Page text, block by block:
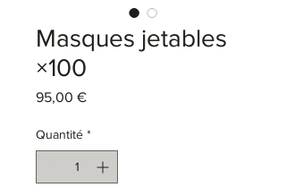
Masques jetables
×100
95,00 €Prix
Quantité *